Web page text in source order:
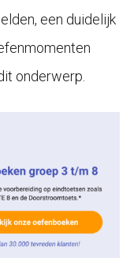
een duidelijk
onderwerp.